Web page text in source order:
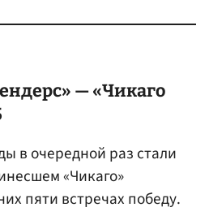
— «Чикаго
в очередной раз стали
«Чикаго»
пяти встречах победу.